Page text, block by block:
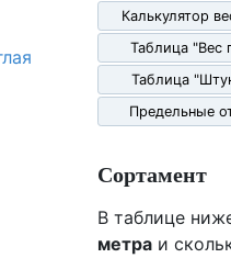
Калькулятор
Таблица "Вес
Таблица
Предельные
Сортамент
В таблице
метра и